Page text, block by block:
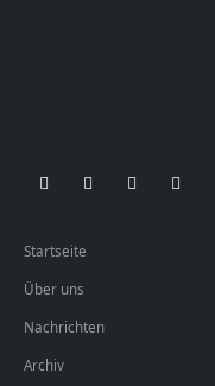
Startseite
Über uns
Nachrichten
Archiv